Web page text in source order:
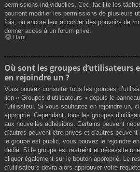
permissions individuelles. Ceci facilite les
pourront modifier les permissions de plusieurs
fois, ou encore leur accorder des pouvoirs de
donner accès à un forum privé.
Haut
Où sont les groupes d’utilisateurs
en rejoindre un ?
Vous pouvez consulter tous les groupes
lien « Groupes d’utilisateurs » depuis le
l’utilisateur. Si vous souhaitez en rejoindre un,
approprié. Cependant, tous les groupes
aux nouvelles adhésions. Certains peuvent
d’autres peuvent être privés et d’autres
le groupe est public, vous pouvez le rejoindre
dédié. Si le groupe est restreint et nécessite
cliquer également sur le bouton approprié. Le
d’utilisateurs devra alors approuver votre